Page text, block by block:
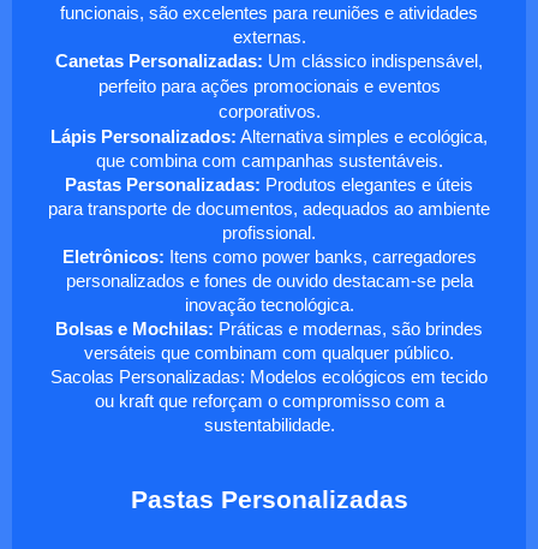
funcionais, são excelentes para reuniões e atividades
externas.
Canetas Personalizadas: Um clássico indispensável,
perfeito para ações promocionais e eventos
corporativos.
Lápis Personalizados: Alternativa simples e ecológica,
que combina com campanhas sustentáveis.
Pastas Personalizadas: Produtos elegantes e úteis
para transporte de documentos, adequados ao ambiente
profissional.
Eletrônicos: Itens como power banks, carregadores
personalizados e fones de ouvido destacam-se pela
inovação tecnológica.
Bolsas e Mochilas: Práticas e modernas, são brindes
versáteis que combinam com qualquer público.
Sacolas Personalizadas: Modelos ecológicos em tecido
ou kraft que reforçam o compromisso com a
sustentabilidade.
Pastas Personalizadas